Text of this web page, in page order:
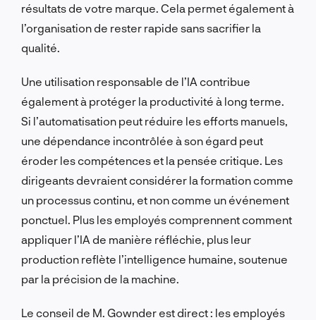
résultats de votre marque. Cela permet également à
l’organisation de rester rapide sans sacrifier la
qualité.
Une utilisation responsable de l’IA contribue
également à protéger la productivité à long terme.
Si l’automatisation peut réduire les efforts manuels,
une dépendance incontrôlée à son égard peut
éroder les compétences et la pensée critique. Les
dirigeants devraient considérer la formation comme
un processus continu, et non comme un événement
ponctuel. Plus les employés comprennent comment
appliquer l’IA de manière réfléchie, plus leur
production reflète l’intelligence humaine, soutenue
par la précision de la machine.
Le conseil de M. Gownder est direct : les employés